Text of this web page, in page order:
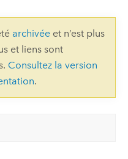
archivéeet n’est plus
et liens sont
Consultez la version
.